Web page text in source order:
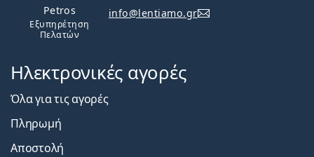
Petros
Εξυπηρέτηση
Πελατών
info@lentiamo.gr
Ηλεκτρονικές αγορές
Όλα για τις αγορές
Πληρωμή
Αποστολή